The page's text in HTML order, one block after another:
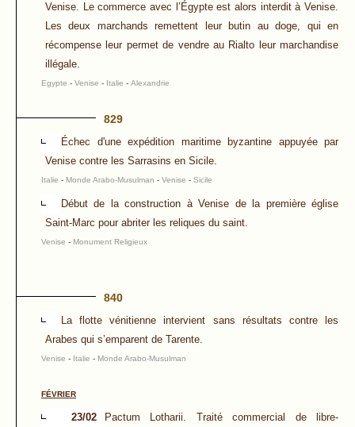
Venise. Le commerce avec l’Égypte est alors interdit à Venise.
Les deux marchands remettent leur butin au doge, qui en
récompense leur permet de vendre au Rialto leur marchandise
illégale.
Egypte - Venise - Italie - Alexandrie
829
Échec d'une expédition maritime byzantine appuyée par
Venise contre les Sarrasins en Sicile.
Italie - Monde Arabo-Musulman - Venise - Sicile
Début de la construction à Venise de la première église
Saint-Marc pour abriter les reliques du saint.
Venise - Monument Religieux
840
La flotte vénitienne intervient sans résultats contre les
Arabes qui s’emparent de Tarente.
Venise - Italie - Monde Arabo-Musulman
FÉVRIER
23/02
Pactum Lotharii. Traité commercial de libre-